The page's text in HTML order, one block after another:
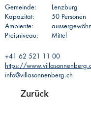
Gemeinde:
Lenzburg
Kapazität:
50 Personen
Ambiente:
Preisniveau:
Mittel
+41 62 521 11 00
https://
info@villasonnenberg.ch
Zurück